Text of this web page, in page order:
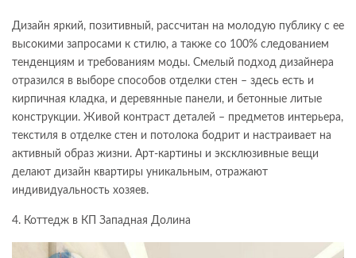
Дизайн яркий, позитивный, рассчитан на молодую публику с ее
высокими запросами к стилю, а также со 100% следованием
тенденциям и требованиям моды. Смелый подход дизайнера
отразился в выборе способов отделки стен – здесь есть и
кирпичная кладка, и деревянные панели, и бетонные литые
конструкции. Живой контраст деталей – предметов интерьера,
текстиля в отделке стен и потолока бодрит и настраивает на
активный образ жизни. Арт-картины и эксклюзивные вещи
делают дизайн квартиры уникальным, отражают
индивидуальность хозяев.
4. Коттедж в КП Западная Долина